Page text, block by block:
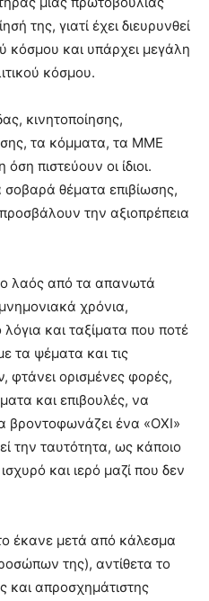
της, γιατί έχει διευρυνθεί
κόσμου και υπάρχει μεγάλη
κόσμου.
κινητοποίησης,
τα κόμματα, τα ΜΜΕ
πιστεύουν οι ίδιοι.
σοβαρά θέματα επιβίωσης,
την αξιοπρέπεια
λαός από τα απανωτά
χρόνια,
και ταξίματα που ποτέ
τα ψέματα και τις
φτάνει ορισμένες φορές,
και επιβουλές, να
βροντοφωνάζει ένα «ΟΧΙ»
την ταυτότητα, ως κάποιο
και ιερό μαζί που δεν
έκανε μετά από κάλεσμα
της), αντίθετα το
και απροσχημάτιστης